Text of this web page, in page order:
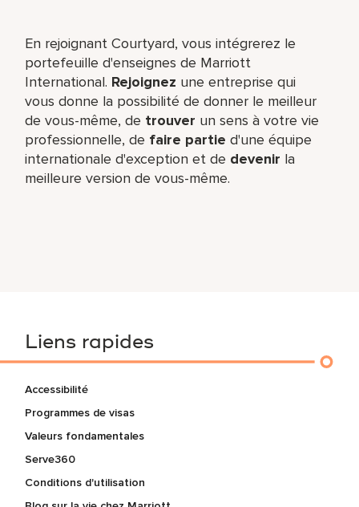
En rejoignant Courtyard, vous intégrerez le
portefeuille d'enseignes de Marriott
International. Rejoignez une entreprise qui
vous donne la possibilité de donner le meilleur
de vous-même,​ de trouver un sens à votre vie
professionnelle, de faire partie d'une équipe
internationale​ d'exception et de devenir la
meilleure version de vous-même.
Liens rapides
Accessibilité
Programmes de visas
Valeurs fondamentales
Serve360
Conditions d'utilisation